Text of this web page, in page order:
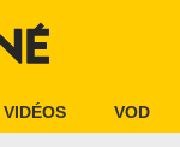
VIDÉOS VOD